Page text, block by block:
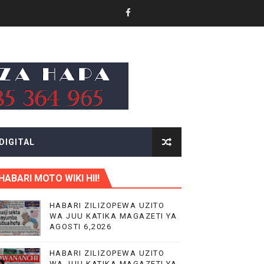
EACOP
MOTO WIKI HII!
HABARI ZILIZOPEWA UZITO
WA JUU KATIKA MAGAZETI YA
AGOSTI 6,2026
HABARI ZILIZOPEWA UZITO